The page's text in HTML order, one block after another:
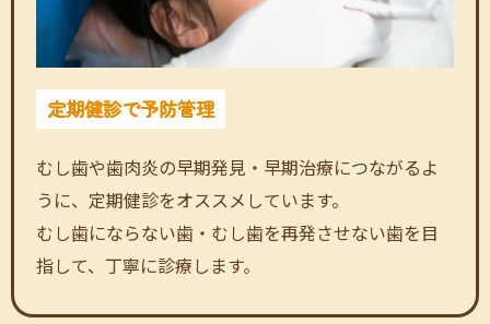
定期健診で予防管理
むし歯や歯肉炎の早期発見・早期治療につながるよ
うに、定期健診をオススメしています。
むし歯にならない歯・むし歯を再発させない歯を目
指して、丁寧に診療します。